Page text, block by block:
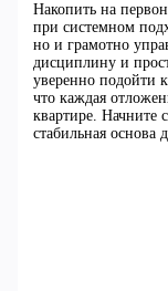
Накопить на
при системном
но и грамотно
дисциплину и
уверенно подойти
что каждая
квартире. Начните
стабильная основа